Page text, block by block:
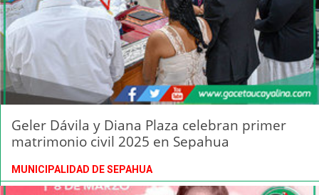
Geler Dávila y Diana Plaza celebran primer
matrimonio civil 2025 en Sepahua
MUNICIPALIDAD DE SEPAHUA